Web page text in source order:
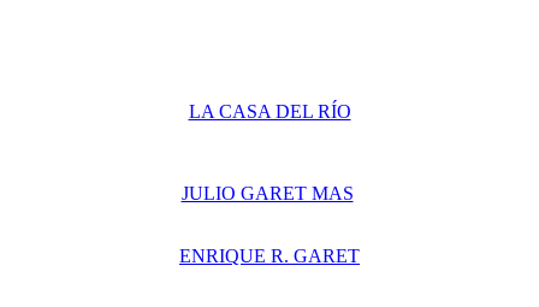
LA CASA DEL RÍO
JULIO GARET MAS
ENRIQUE R. GARET